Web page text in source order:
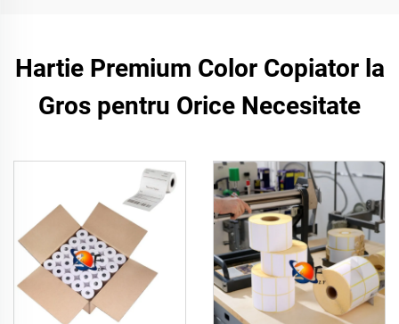
Hartie Premium Color Copiator la
Gros pentru Orice Necesitate